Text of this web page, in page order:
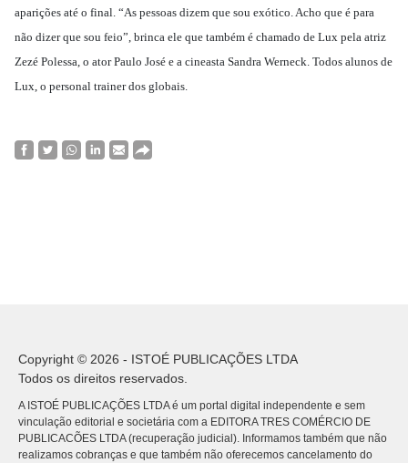
aparições até o final. “As pessoas dizem que sou exótico. Acho que é para
não dizer que sou feio”, brinca ele que também é chamado de Lux pela atriz
Zezé Polessa, o ator Paulo José e a cineasta Sandra Werneck. Todos alunos de
Lux, o personal trainer dos globais.
Copyright © 2026 - ISTOÉ PUBLICAÇÕES LTDA
Todos os direitos reservados.
A ISTOÉ PUBLICAÇÕES LTDA é um portal digital independente e sem
vinculação editorial e societária com a EDITORA TRES COMÉRCIO DE
PUBLICACÕES LTDA (recuperação judicial). Informamos também que não
realizamos cobranças e que também não oferecemos cancelamento do